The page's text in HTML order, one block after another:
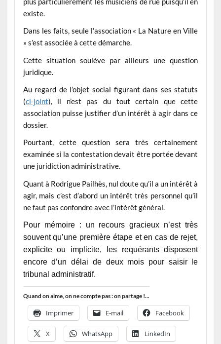
existe.
Dans les faits, seule l’association « La Nature en Ville
» s’est associée à cette démarche.
Cette situation soulève par ailleurs une question
juridique.
Au regard de l’objet social figurant dans ses statuts
(ci-joint), il n’est pas du tout certain que cette
association puisse justifier d’un intérêt à agir dans ce
dossier.
Pourtant, cette question sera très certainement
examinée si la contestation devait être portée devant
une juridiction administrative.
Quant à Rodrigue Pailhès, nul doute qu’il a un intérêt à
agir, mais c’est d’abord un intérêt très personnel qu’il
ne faut pas confondre avec l’intérêt général.
Pour mémoire : un recours gracieux n’est très
souvent qu’une première étape et en cas de rejet,
explicite ou implicite, les requérants disposent
encore d’un délai de deux mois pour saisir le
tribunal administratif.
Quand on aime, on ne compte pas : on partage !...
Imprimer E-mail Facebook
X WhatsApp LinkedIn